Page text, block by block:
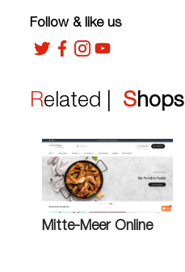
Follow & like us
Related | Shops
Mitte-Meer Online